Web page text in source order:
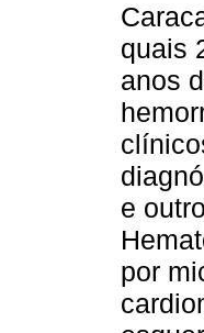
quais
anos
e
por